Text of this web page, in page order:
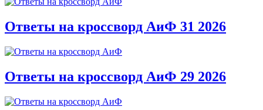
Ответы на кроссворд АиФ 31 2026
Ответы на кроссворд АиФ 29 2026